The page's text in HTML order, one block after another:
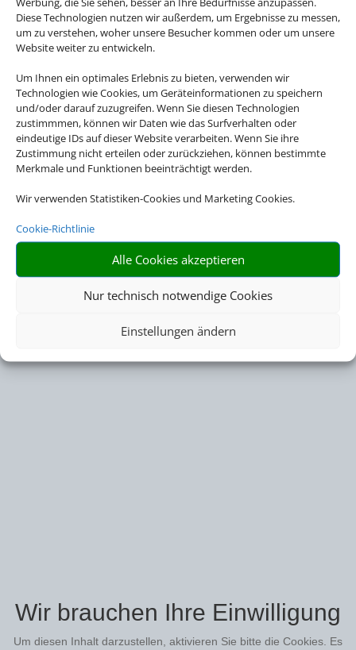
Diese Technologien nutzen wir außerdem, um Ergebnisse zu messen,
um zu verstehen, woher unsere Besucher kommen oder um unsere
Website weiter zu entwickeln.
Um Ihnen ein optimales Erlebnis zu bieten, verwenden wir
Technologien wie Cookies, um Geräteinformationen zu speichern
und/oder darauf zuzugreifen. Wenn Sie diesen Technologien
zustimmmen, können wir Daten wie das Surfverhalten oder
eindeutige IDs auf dieser Website verarbeiten. Wenn Sie ihre
Zustimmung nicht erteilen oder zurückziehen, können bestimmte
Merkmale und Funktionen beeinträchtigt werden.
Wir verwenden Statistiken-Cookies und Marketing Cookies.
Cookie-Richtlinie
Alle Cookies akzeptieren
Nur technisch notwendige Cookies
Einstellungen ändern
Wir brauchen Ihre Einwilligung
Um diesen Inhalt darzustellen, aktivieren Sie bitte die Cookies. Es